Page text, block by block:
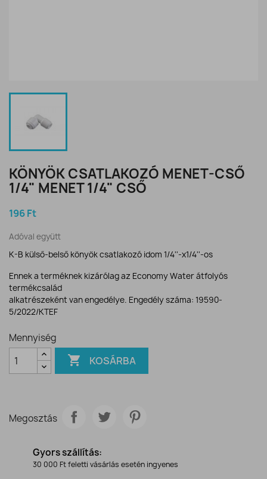
KÖNYÖK CSATLAKOZÓ MENET-CSŐ
1/4" MENET 1/4" CSŐ
196 Ft
Adóval együtt
K-B külső-belső könyök csatlakozó idom 1/4''-x1/4''-os
Ennek a terméknek kizárólag az Economy Water átfolyós
termékcsalád
alkatrészeként van engedélye. Engedély száma: 19590-
5/2022/KTEF
Mennyiség
 KOSÁRBA
Megosztás
Gyors szállítás:
30 000 Ft feletti vásárlás esetén ingyenes